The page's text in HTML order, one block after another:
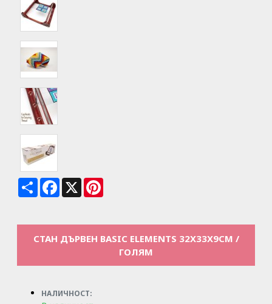
Share Facebook
X
СТАН ДЪРВЕН BASIC ELEMENTS 32X33X9СМ /
ГОЛЯМ
НАЛИЧНОСТ: